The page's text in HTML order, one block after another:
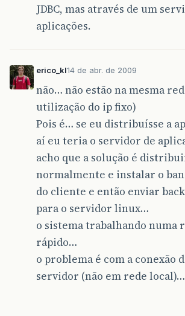
JDBC, mas através de um
aplicações.
erico_kl14 de abr. de 2009
não… não estão na mesma
utilização do ip fixo)
Pois é… se eu distribuísse a
aí eu teria o servidor de
acho que a solução é
normalmente e instalar o
do cliente e então enviar
para o servidor linux…
o sistema trabalhando numa
rápido…
o problema é com a conexão
servidor (não em rede local)…